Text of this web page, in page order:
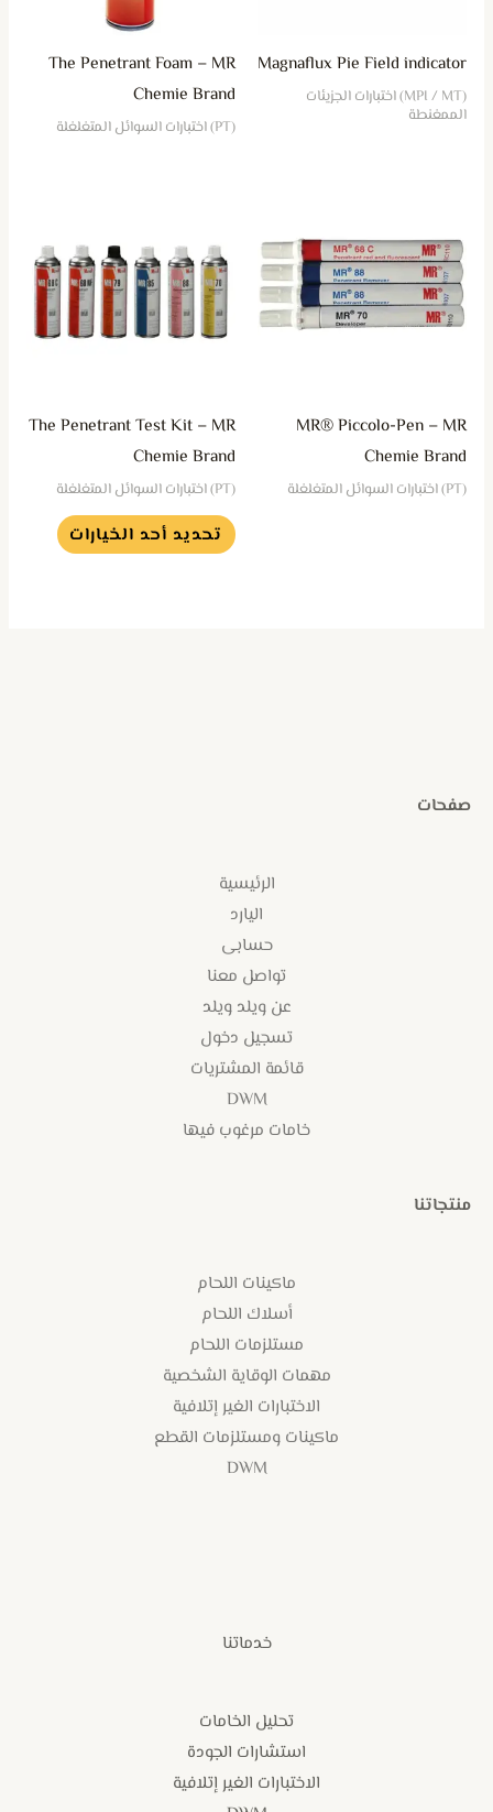
Magnaflux Pie Field indicator
(MPI / MT) اختبارات الجزيئات
الممغنطة
The Penetrant Foam – MR
Chemie Brand
(PT) اختبارات السوائل المتغلغلة
MR® Piccolo-Pen – MR
Chemie Brand
(PT) اختبارات السوائل المتغلغلة
The Penetrant Test Kit – MR
Chemie Brand
(PT) اختبارات السوائل المتغلغلة
تحديد أحد الخيارات
من
المختلفة
يمكن
صفحة
صفحات
الرئيسية
اليارد
حسابى
تواصل معنا
عن ويلد ويلد
تسجيل دخول
قائمة المشتريات
DWM
خامات مرغوب فيها
منتجاتنا
ماكينات اللحام
أسلاك اللحام
مستلزمات اللحام
مهمات الوقاية الشخصية
الاختبارات الغير إتلافية
ماكينات ومستلزمات القطع
DWM
خدماتنا
تحليل الخامات
استشارات الجودة
الاختبارات الغير إتلافية